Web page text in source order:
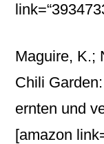
Maguire, K.;
Chili
ernten und
[amazon